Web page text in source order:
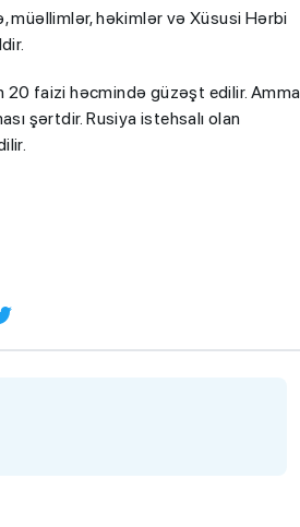
müəllimlər, həkimlər və Xüsusi Hərbi
faizi həcmində güzəşt edilir. Amma
şərtdir. Rusiya istehsalı olan